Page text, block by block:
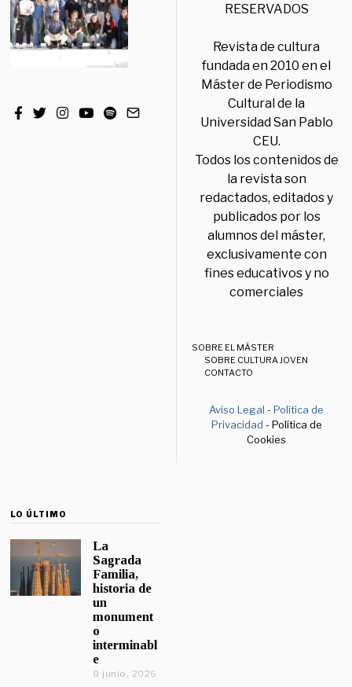
RESERVADOS
Revista de cultura
fundada en 2010 en el
Máster de Periodismo
Cultural de la
Universidad San Pablo
CEU.
Todos los contenidos de
la revista son
redactados, editados y
publicados por los
alumnos del máster,
exclusivamente con
fines educativos y no
comerciales
SOBRE EL MÁSTER
SOBRE CULTURA JOVEN
CONTACTO
Aviso Legal -Política de
Privacidad - Política de
Cookies
LO ÚLTIMO
La
Sagrada
Familia,
historia de
un
monument
o
interminabl
e
8 junio, 2026